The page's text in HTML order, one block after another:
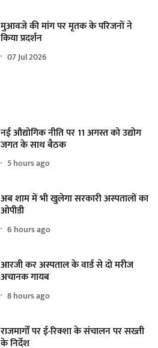
मुआवजे की मांग पर मृतक के परिजनों ने
किया प्रदर्शन
07 Jul 2026
नई औद्योगिक नीति पर 11 अगस्त को उद्योग
जगत के साथ बैठक
5 hours ago
अब शाम में भी खुलेगा सरकारी अस्पतालों का
ओपीडी
6 hours ago
आरजी कर अस्पताल के वार्ड से दो मरीज
अचानक गायब
8 hours ago
राजमार्गों पर ई-रिक्शा के संचालन पर सख्ती
के निर्देश